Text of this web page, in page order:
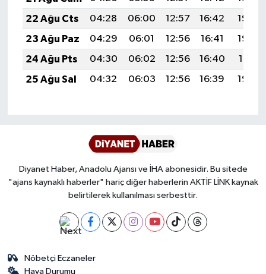
22 Ağu Cts
04:28 06:00 12:57 16:42
19:44
23 Ağu Paz
04:29 06:01 12:56 16:41
19:42
24 Ağu Pts
04:30 06:02 12:56 16:40
19:41
25 Ağu Sal
04:32 06:03 12:56 16:39 19:39
Diyanet Haber, Anadolu Ajansı ve İHA abonesidir. Bu sitede
"ajans kaynaklı haberler" hariç diğer haberlerin AKTİF LİNK kaynak
belirtilerek kullanılması serbesttir.
Nöbetçi Eczaneler
Hava Durumu
Karaman Müftülüğü
Kars Müftülüğü
Kastamonu Müftülüğü
Kilis Müftülüğü
Kırıkkale Müftülüğü
Kırşehir Müftülüğü
Kocaeli Müftülüğü